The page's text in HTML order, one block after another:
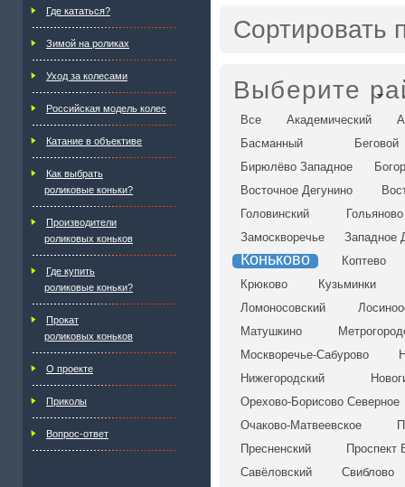
Где кататься?
Зимой на роликах
Уход за колесами
Российская модель колес
Катание в объективе
Как выбрать
роликовые коньки?
Производители
роликовых коньков
Где купить
роликовые коньки?
Прокат
роликовых коньков
О проекте
Приколы
Вопрос-ответ
Сортировать
Выберите
Все Академический
Басманный
Беговой
Бирюлёво Западное
Восточное Дегунино
Головинский
Гольяново
Замоскворечье
Западное
Коньково
Коптево
Крюково
Кузьминки
Ломоносовский
Матушкино
Москворечье-Сабурово
Нижегородский
Орехово-Борисово Северное
Очаково-Матвеевское
Пресненский
Проспект
Савёловский
Свиблово